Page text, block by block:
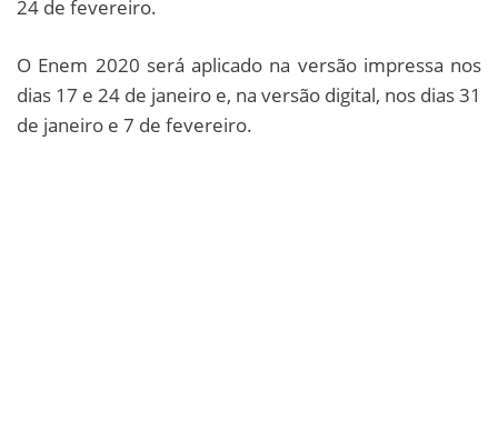
24 de fevereiro.
O Enem 2020 será aplicado na versão impressa nos
dias 17 e 24 de janeiro e, na versão digital, nos dias 31
de janeiro e 7 de fevereiro.